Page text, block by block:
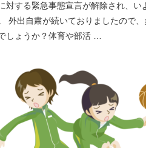
対する緊急事態宣言が解除され、い
外出自粛が続いておりましたので
しょうか？体育や部活 …